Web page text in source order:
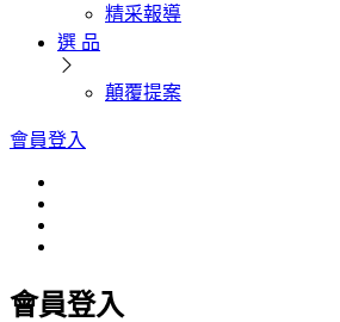
精采報導
選 品
顛覆提案
會員登入
會員登入